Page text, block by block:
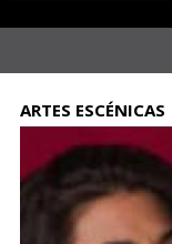
ARTES ESCÉNICAS